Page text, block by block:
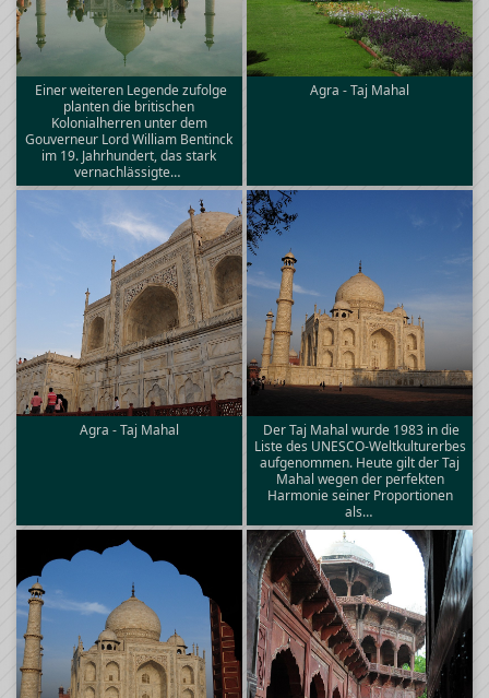
Einer weiteren Legende zufolge
planten die britischen
Kolonialherren unter dem
Gouverneur Lord William Bentinck
im 19. Jahrhundert, das stark
vernachlässigte…
Agra - Taj Mahal
Agra - Taj Mahal
Der Taj Mahal wurde 1983 in die
Liste des UNESCO-Weltkulturerbes
aufgenommen. Heute gilt der Taj
Mahal wegen der perfekten
Harmonie seiner Proportionen
als…